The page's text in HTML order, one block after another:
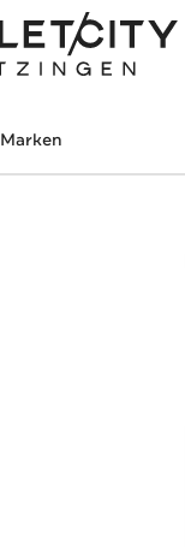
Marken